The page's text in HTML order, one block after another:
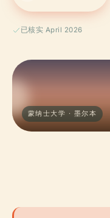
已核实 April 2026
蒙纳士大学 · 墨尔本